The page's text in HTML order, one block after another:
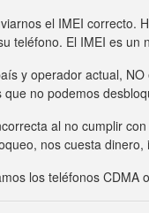
el IMEI correcto.
teléfono. El IMEI es un
y operador actual,
que no podemos
al no cumplir
nos cuesta
los teléfonos